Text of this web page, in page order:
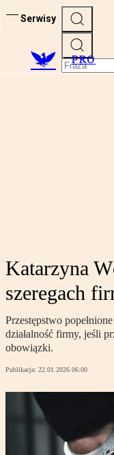
Serwisy
PRO
Katarzyna
szeregach
Przestępstwo
działalność firmy, jeśli
obowiązki.
Publikacja: 22.01.2026 06:00